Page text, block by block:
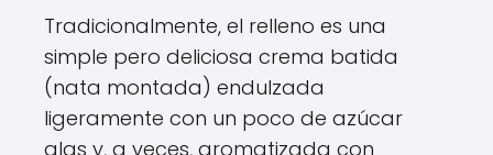
Tradicionalmente, el relleno es una
simple pero deliciosa crema batida
(nata montada) endulzada
ligeramente con un poco de azúcar
glas y, a veces, aromatizada con